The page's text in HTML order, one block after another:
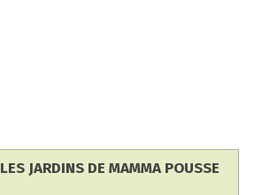
LES JARDINS DE MAMMA POUSSE